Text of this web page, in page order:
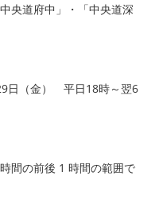
道府中」・「中央道深
（金） 平日18時～翌6
の前後 1 時間の範囲で